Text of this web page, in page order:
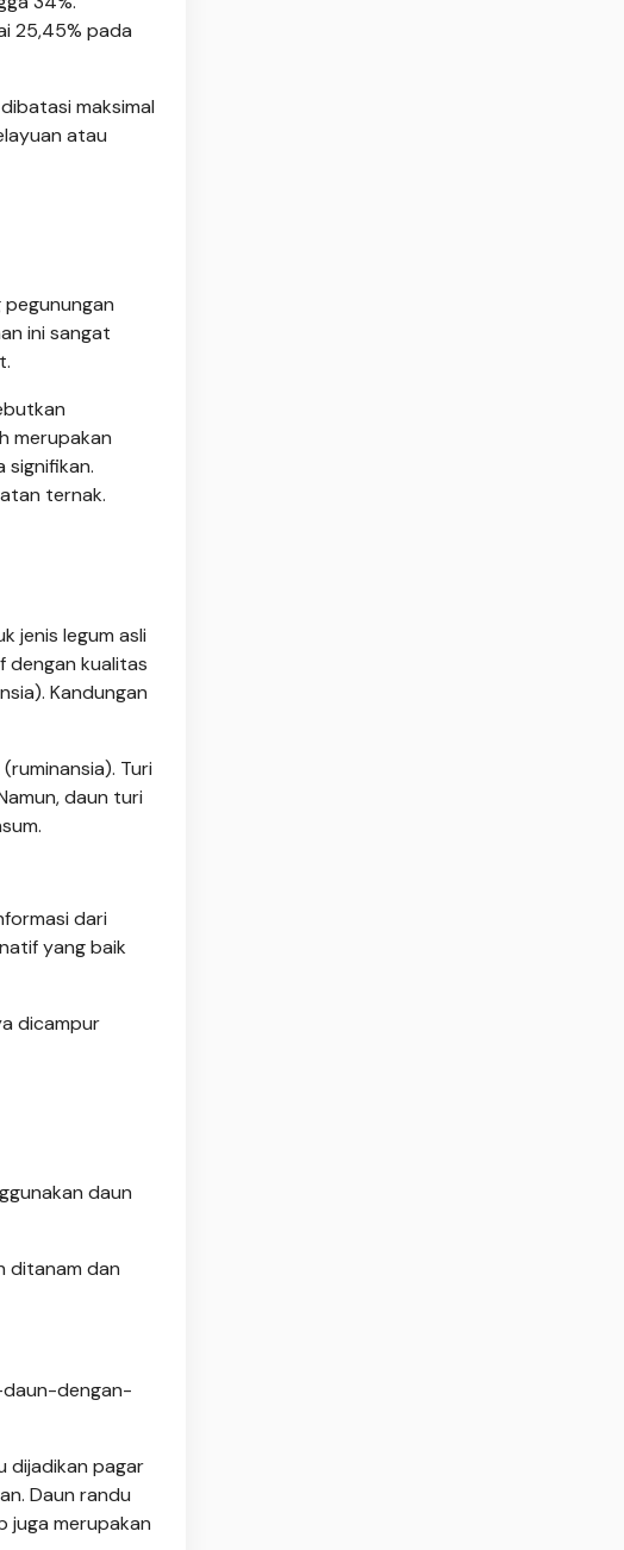
25,45% pada
maksimal
atau
ini sangat
merupakan
signifikan.
ternak.
jenis legum asli
dengan kualitas
Kandungan
Turi
daun turi
dari
yang baik
dicampur
daun
ditanam dan
dengan-
dijadikan pagar
Daun randu
juga merupakan